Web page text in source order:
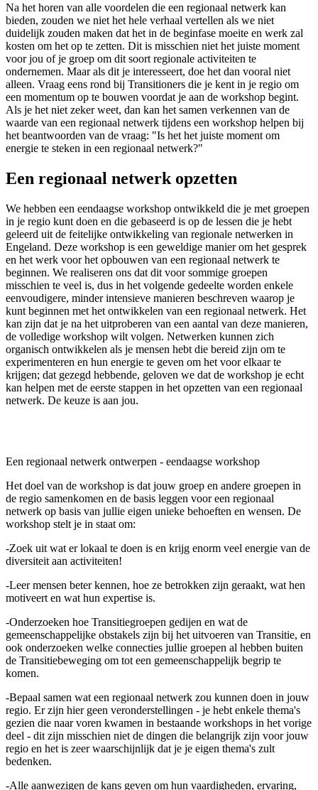
Na het horen van alle voordelen die een regionaal netwerk kan
bieden, zouden we niet het hele verhaal vertellen als we niet
duidelijk zouden maken dat het in de beginfase moeite en werk zal
kosten om het op te zetten. Dit is misschien niet het juiste moment
voor jou of je groep om dit soort regionale activiteiten te
ondernemen. Maar als dit je interesseert, doe het dan vooral niet
alleen. Vraag eens rond bij Transitioners die je kent in je regio om
een momentum op te bouwen voordat je aan de workshop begint.
Als je het niet zeker weet, dan kan het samen verkennen van de
waarde van een regionaal netwerk tijdens een workshop helpen bij
het beantwoorden van de vraag: "Is het het juiste moment om
energie te steken in een regionaal netwerk?"
Een regionaal netwerk opzetten
We hebben een eendaagse workshop ontwikkeld die je met groepen
in je regio kunt doen en die gebaseerd is op de lessen die je hebt
geleerd uit de feitelijke ontwikkeling van regionale netwerken in
Engeland. Deze workshop is een geweldige manier om het gesprek
en het werk voor het opbouwen van een regionaal netwerk te
beginnen. We realiseren ons dat dit voor sommige groepen
misschien te veel is, dus in het volgende gedeelte worden enkele
eenvoudigere, minder intensieve manieren beschreven waarop je
kunt beginnen met het ontwikkelen van een regionaal netwerk. Het
kan zijn dat je na het uitproberen van een aantal van deze manieren,
de volledige workshop wilt volgen. Netwerken kunnen zich
organisch ontwikkelen als je mensen hebt die bereid zijn om te
experimenteren en hun energie te geven om het voor elkaar te
krijgen; dat gezegd hebbende, geloven we dat de workshop je echt
kan helpen met de eerste stappen in het opzetten van een regionaal
netwerk. De keuze is aan jou.
Een regionaal netwerk ontwerpen - eendaagse workshop
Het doel van de workshop is dat jouw groep en andere groepen in
de regio samenkomen en de basis leggen voor een regionaal
netwerk op basis van jullie eigen unieke behoeften en wensen. De
workshop stelt je in staat om:
-Zoek uit wat er lokaal te doen is en krijg enorm veel energie van de
diversiteit aan activiteiten!
-Leer mensen beter kennen, hoe ze betrokken zijn geraakt, wat hen
motiveert en wat hun expertise is.
-Onderzoeken hoe Transitiegroepen gedijen en wat de
gemeenschappelijke obstakels zijn bij het uitvoeren van Transitie, en
ook onderzoeken welke connecties jullie groepen al hebben buiten
de Transitiebeweging om tot een gemeenschappelijk begrip te
komen.
-Bepaal samen wat een regionaal netwerk zou kunnen doen in jouw
regio. Er zijn hier geen veronderstellingen - je hebt enkele thema's
gezien die naar voren kwamen in bestaande workshops in het vorige
deel - dit zijn misschien niet de dingen die belangrijk zijn voor jouw
regio en het is zeer waarschijnlijk dat je je eigen thema's zult
bedenken.
-Alle aanwezigen de kans geven om hun vaardigheden, ervaring,